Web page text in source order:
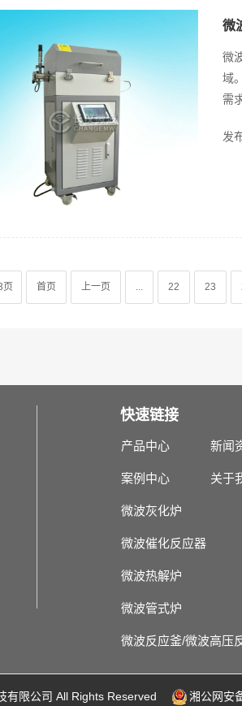
微
微
域
需
发
页 首页 上一页 ... 22 23
快速链接
产品中心 新闻
案例中心 关于
微波灰化炉
微波催化反应器
微波热解炉
微波管式炉
微波反应釜/微波高压
限公司 All Rights Reserved 湘公网安